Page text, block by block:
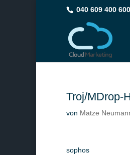
040 609 400 600
Troj/MDrop-
von Matze
sophos